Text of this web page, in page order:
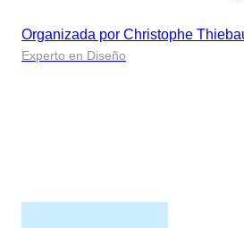
Organizada por Christophe
Experto en Diseño